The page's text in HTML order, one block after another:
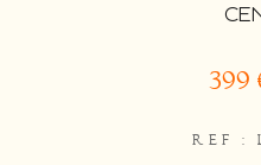
399
REF :